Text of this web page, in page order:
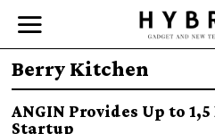
Berry Kitchen
ANGIN Provides Up to
Startup